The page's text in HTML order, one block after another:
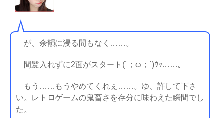
が、余韻に浸る間もなく……。
間髪入れずに2面がスタート(´；ω；`)ｳｯ……。
もう……もうやめてくれぇ……。ゆ、許して下さ
い。レトロゲームの鬼畜さを存分に味わえた瞬間でし
た。